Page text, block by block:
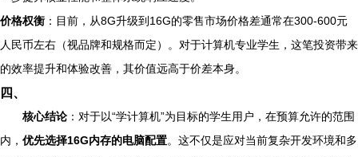
价格权衡 ：目前，从8G升级到16G的零售市场价格差通常在300-600元
人民币左右（视品牌和规格而定）。对于计算机专业学生，这笔投资带来
的效率提升和体验改善，其价值远高于价差本身。
四、
核心结论 ：对于以“学计算机”为目标的学生用户，在预算允许的范围
内， 优先选择16G内存的电脑配置。这不仅是应对当前复杂开发环境和多